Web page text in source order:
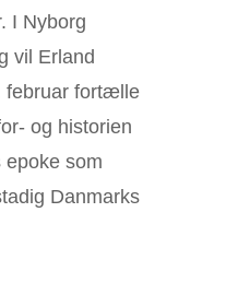
I Nyborg
vil Erland
februar fortælle
og historien
epoke som
Danmarks